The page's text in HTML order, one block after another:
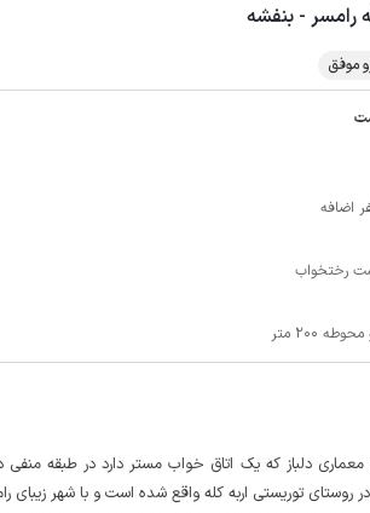
رامسر - بنفشه
معماری دلباز که یک اتاق خواب مستر دارد در طبقه
توریستی اربه کله واقع شده است و با شهر زیبای رامسر حدود 12